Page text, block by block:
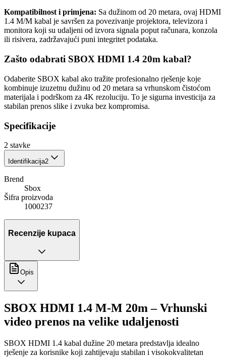
Kompatibilnost i primjena: Sa dužinom od 20 metara, ovaj HDMI
1.4 M/M kabal je savršen za povezivanje projektora, televizora i
monitora koji su udaljeni od izvora signala poput računara, konzola
ili risivera, zadržavajući puni integritet podataka.
Zašto odabrati SBOX HDMI 1.4 20m kabal?
Odaberite SBOX kabal ako tražite profesionalno rješenje koje
kombinuje izuzetnu dužinu od 20 metara sa vrhunskom čistoćom
materijala i podrškom za 4K rezoluciju. To je sigurna investicija za
stabilan prenos slike i zvuka bez kompromisa.
Specifikacije
2 stavke
Identifikacija2
Brend
Sbox
Šifra proizvoda
1000237
Recenzije kupaca
Opis
SBOX HDMI 1.4 M-M 20m – Vrhunski
video prenos na velike udaljenosti
SBOX HDMI 1.4 kabal dužine 20 metara predstavlja idealno
rješenje za korisnike koji zahtijevaju stabilan i visokokvalitetan